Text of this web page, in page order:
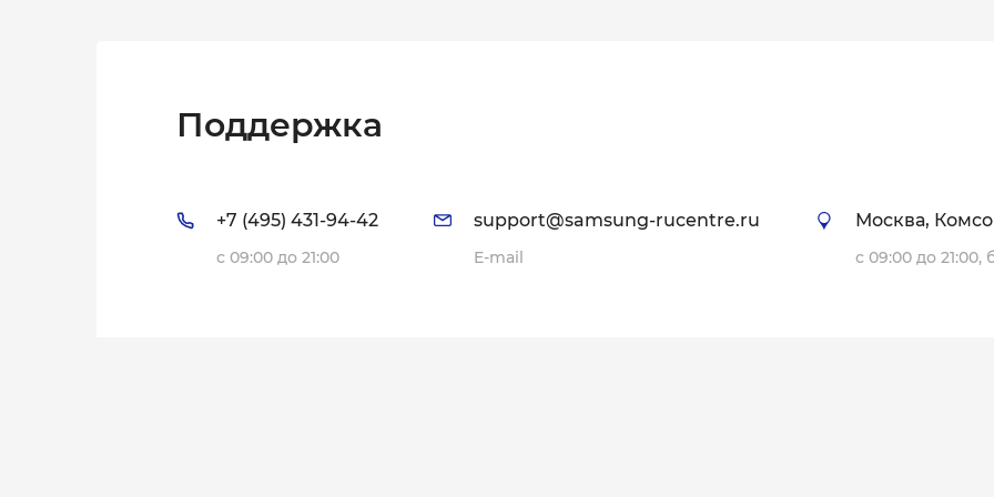
Поддержка
+7 (495) 431-94-42
с 09:00 до 21:00
support@samsung-rucentre.ru
E-mail
Москва,
с 09:00 до 21:00,